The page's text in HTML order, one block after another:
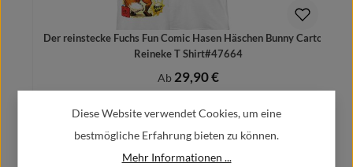
Der reinstecke Fuchs Fun Comic Hasen Häschen Bunny Cartoon
Reineke T Shirt#47664
Regulärer Preis:
Ab 29,90 €
Preise inkl. MwSt. zzgl. Versandkosten
Diese Website verwendet Cookies, um eine
bestmögliche Erfahrung bieten zu können.
Mehr Informationen ...